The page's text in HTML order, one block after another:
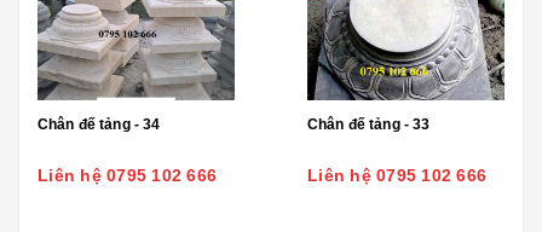
Chân đế tảng - 34
Liên hệ 0795 102 666
Chân đế tảng - 33
Liên hệ 0795 102 666